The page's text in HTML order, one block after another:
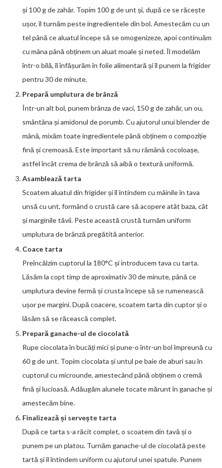
și 100 g de zahăr. Topim 100 g de unt și, după ce se răcește
ușor, îl turnăm peste ingredientele din bol. Amestecăm cu un
tel până ce aluatul începe să se omogenizeze, apoi continuăm
cu mâna până obținem un aluat moale și neted. Îl modelăm
într-o bilă, îl înfășurăm în folie alimentară și îl punem la frigider
pentru 30 de minute.
Prepară umplutura de brânză
Într-un alt bol, punem brânza de vaci, 150 g de zahăr, un ou,
smântâna și amidonul de porumb. Cu ajutorul unui blender de
mână, mixăm toate ingredientele până obținem o compoziție
fină și cremoasă. Este important să nu rămână cocoloașe,
astfel încât crema de brânză să aibă o textură uniformă.
Asamblează tarta
Scoatem aluatul din frigider și îl întindem cu mâinile în tava
unsă cu unt, formând o crustă care să acopere atât baza, cât
și marginile tăvii. Peste această crustă turnăm uniform
umplutura de brânză pregătită anterior.
Coace tarta
Preîncălzim cuptorul la 180°C și introducem tava cu tarta.
Lăsăm la copt timp de aproximativ 30 de minute, până ce
umplutura devine fermă și crusta începe să se rumenească
ușor pe margini. După coacere, scoatem tarta din cuptor și o
lăsăm să se răcească complet.
Prepară ganache-ul de ciocolată
Rupe ciocolata în bucăți mici și pune-o într-un bol împreună cu
60 g de unt. Topim ciocolata și untul pe baie de aburi sau în
cuptorul cu microunde, amestecând până obținem o cremă
fină și lucioasă. Adăugăm alunele tocate mărunt în ganache și
amestecăm bine.
Finalizează și servește tarta
După ce tarta s-a răcit complet, o scoatem din tavă și o
punem pe un platou. Turnăm ganache-ul de ciocolată peste
tartă și îl întindem uniform cu ajutorul unei spatule. Punem